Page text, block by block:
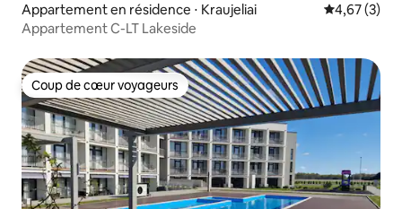
Appartement en résidence ⋅ Kraujeliai Évaluation
4,67 (3)
Appartement C-LT Lakeside
Coup de cœur voyageurs
Coup de cœur voyageurs